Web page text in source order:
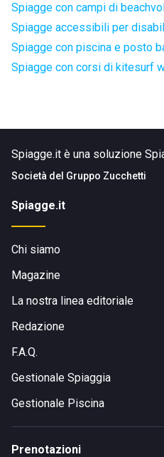
Spiagge con campi di
Spiagge accessibili per
Spiagge con piscina e posto
Spiagge con corsi di kitesurf
Spiagge.it è una soluzione
Società del Gruppo Zucchetti
Spiagge.it
Chi siamo
Magazine
La nostra linea editoriale
Redazione
F.A.Q.
Gestionale Spiaggia
Gestionale Piscina
Prenotazioni